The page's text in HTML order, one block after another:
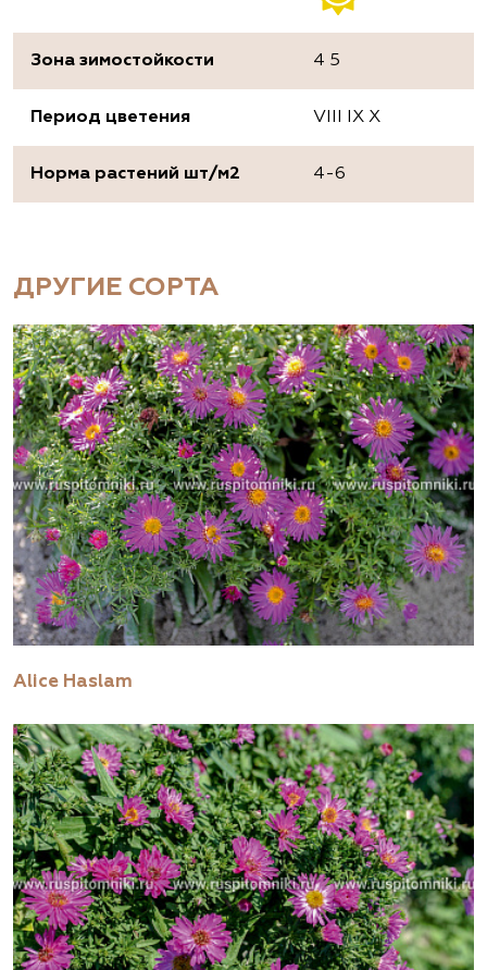
Зона зимостойкости 4 5
Период цветения VIII IX X
Норма растений шт/м2 4-6
ДРУГИЕ СОРТА
Alice Haslam